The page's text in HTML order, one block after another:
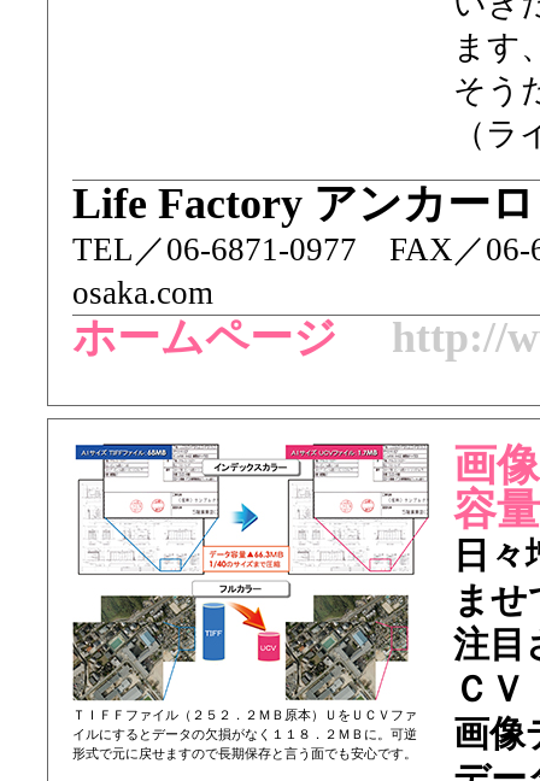
ます
そう
（
Life Factory アンカー
TEL／ 06-6871-0977 FAX／
osaka.com
ホームページ http://
ＴＩＦＦファイル（２５２．２ＭＢ原本）ＵをＵＣＶファ
イルにするとデータの欠損がなく１１８．２ＭＢに。可逆
形式で元に戻せますので長期保存と言う面でも安心です。
画
容
日
ま
注目
Ｃ
画像